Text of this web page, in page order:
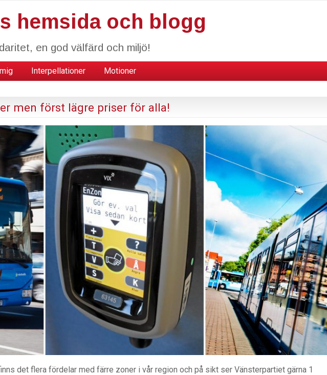
hemsida och blogg
en god välfärd och miljö!
Interpellationer Motioner
men först lägre priser för alla!
det flera fördelar med färre zoner i vår region och på sikt ser Vänsterpartiet gärna 1